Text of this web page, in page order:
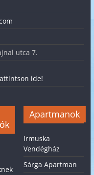
utca 7.
ide!
Apartmanok
Irmuska
Vendégház
Sárga Apartman